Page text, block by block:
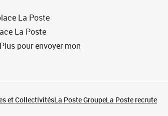
La Poste
La Poste
pour envoyer mon
et CollectivitésLa Poste GroupeLa Poste recrute